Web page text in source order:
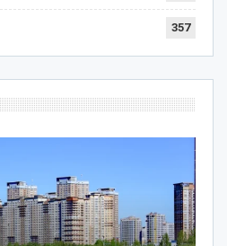
357